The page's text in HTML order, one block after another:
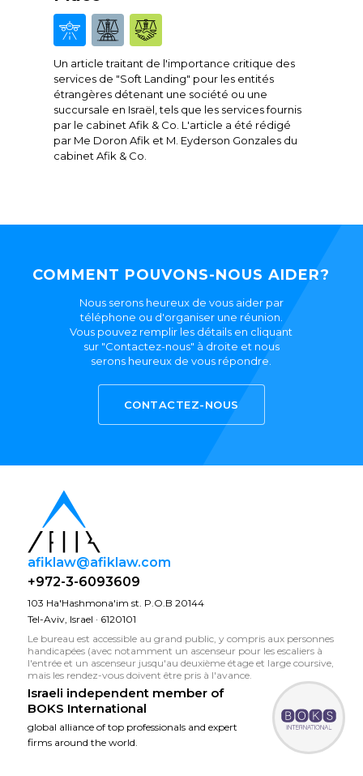
Un article traitant de l'importance critique des
services de "Soft Landing" pour les entités
étrangères détenant une société ou une
succursale en Israël, tels que les services fournis
par le cabinet Afik & Co. L'article a été rédigé
par Me Doron Afik et M. Eyderson Gonzales du
cabinet Afik & Co.
COMMENT POUVONS-NOUS AIDER?
Nous serons heureux de vous aider par
téléphone ou d'organiser une réunion.
Vous pouvez remplir les détails en cliquant
sur "Contactez-nous" à droite et nous
serons heureux de vous répondre.
CONTACTEZ-NOUS
afiklaw@afiklaw.com
+972-3-6093609
103 Ha'Hashmona'im st. P.O.B 20144
Tel-Aviv, Israel · 6120101
Le bureau est accessible au grand public, y compris aux personnes
handicapées (avec notamment un ascenseur pour les escaliers à
l'entrée et un ascenseur jusqu'au deuxième étage et large coursive,
mais les rendez-vous doivent être pris à l'avance.
Israeli independent member of
BOKS International
global alliance of top professionals and expert
firms around the world.